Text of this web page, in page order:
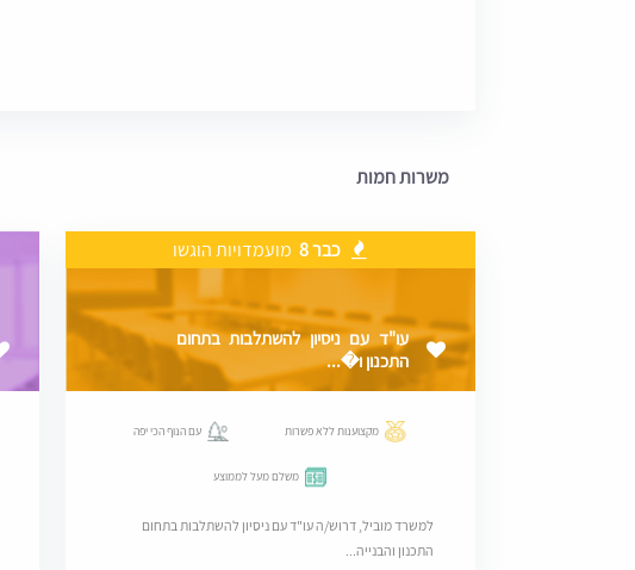
משרות חמות
כבר 8 מועמדויות הוגשו
עו"ד עם ניסיון להשתלבות בתחום
התכנון ו�...
מקצוענות ללא פשרות עם הנוף הכי יפה
משלם מעל לממוצע
למשרד מוביל, דרוש/ה עו"ד עם ניסיון להשתלבות בתחום
התכנון והבנייה...